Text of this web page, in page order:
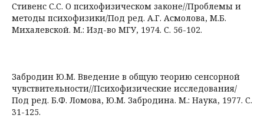
Стивенс С.С. О психофизическом законе//Проблемы и
методы психофизики/Под ред. А.Г. Асмолова, М.Б.
Михалевской. М.: Изд-во МГУ, 1974. С. 56-102.
Забродин Ю.М. Введение в общую теорию сенсорной
чувствительности//Психофизические исследования/
Под ред. Б.Ф. Ломова, Ю.М. Забродина. М.: Наука, 1977. С.
31-125.